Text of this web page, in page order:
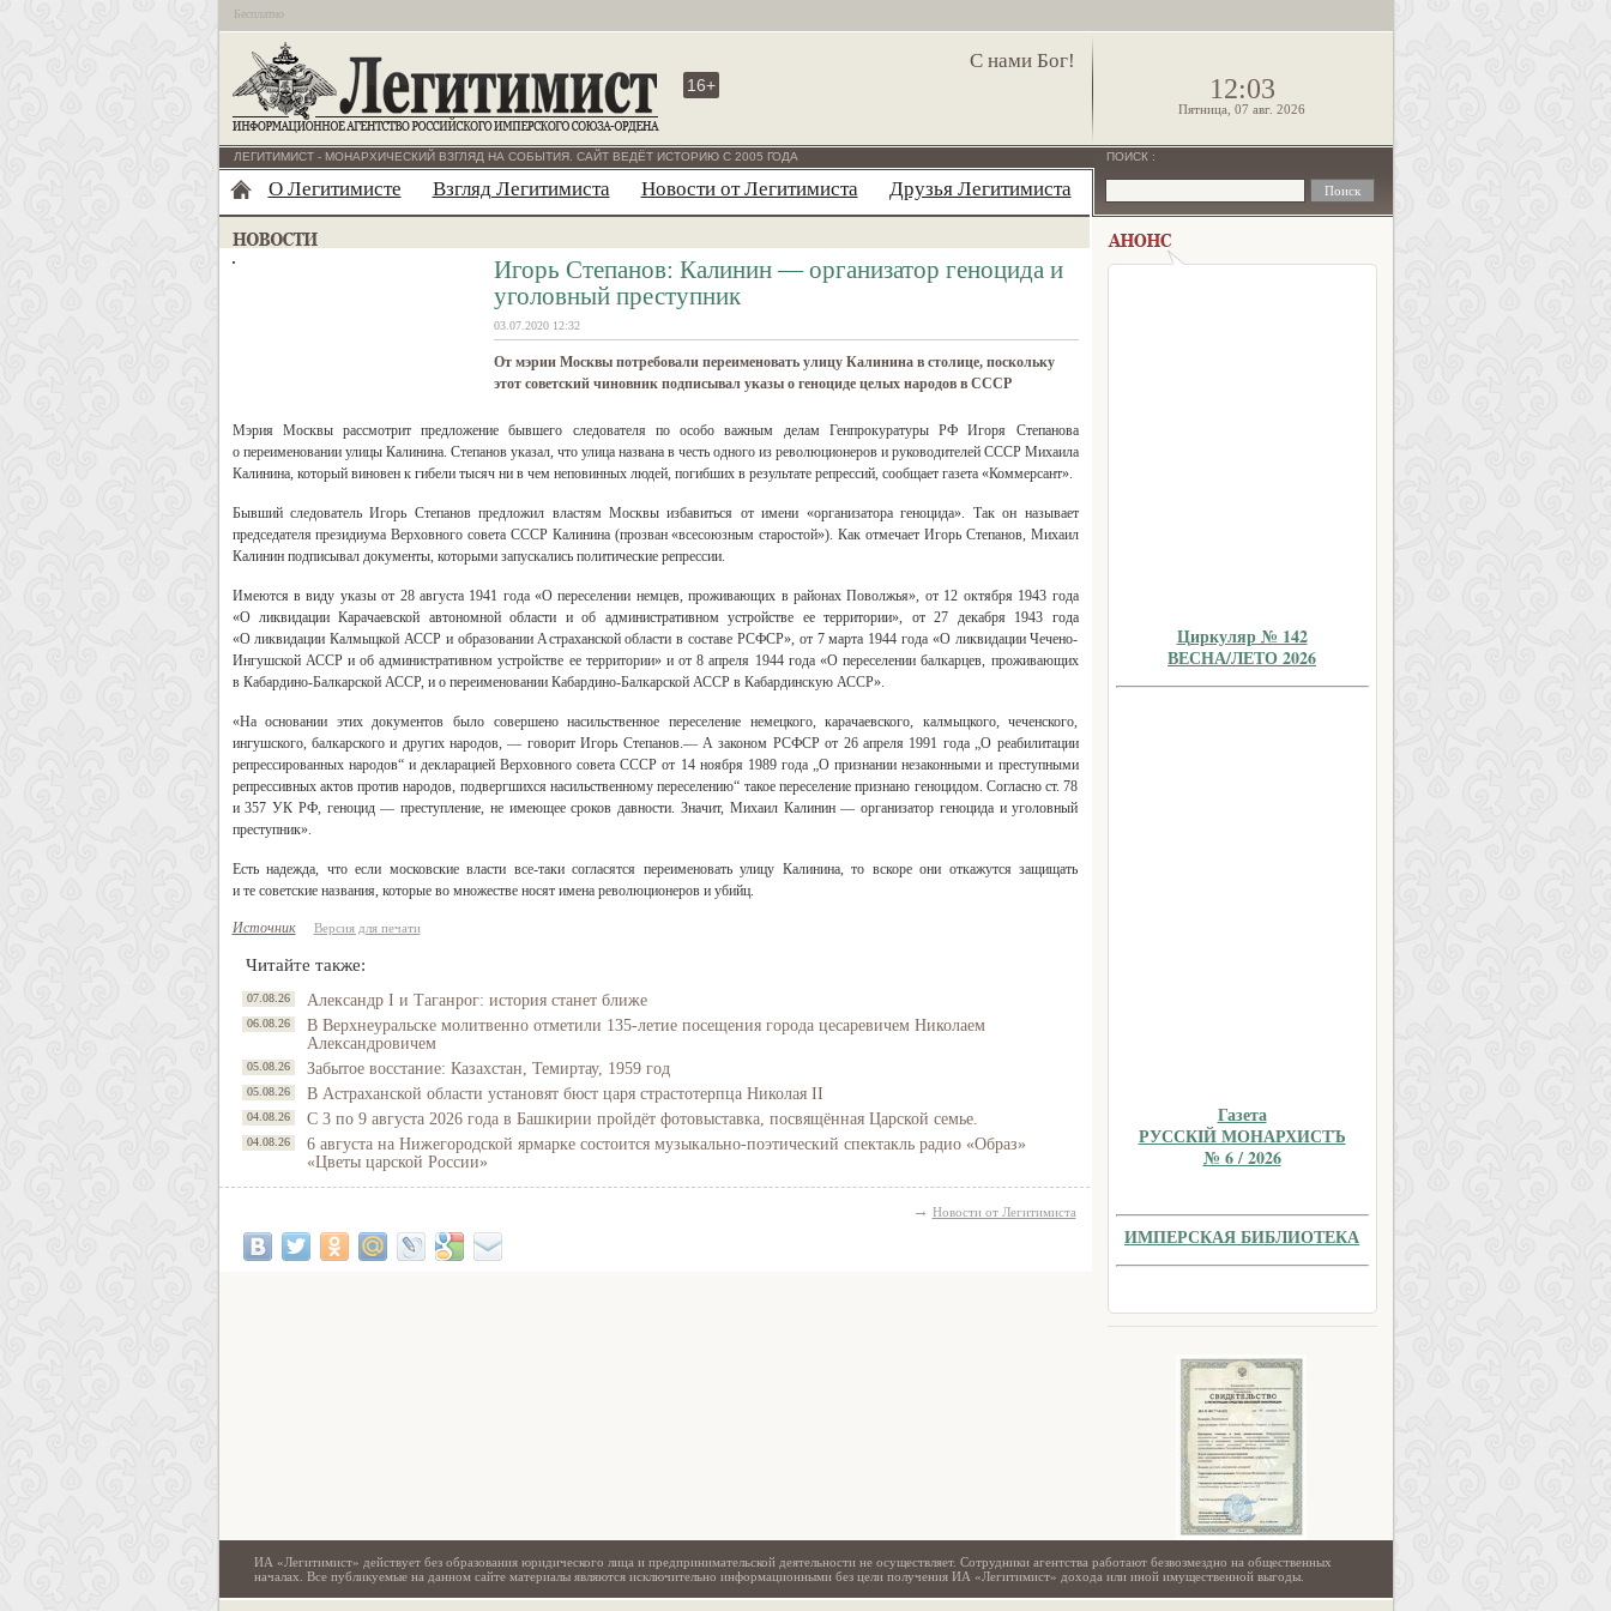
Бесплатно
С нами Бог!
16+ 12:03
Пятница, 07 авг. 2026
ЛЕГИТИМИСТ - МОНАРХИЧЕСКИЙ ВЗГЛЯД НА СОБЫТИЯ. САЙТ ВЕДЁТ ИСТОРИЮ С 2005 ГОДА
О Легитимисте Взгляд Легитимиста Новости от Легитимиста Друзья Легитимиста
Игорь Степанов: Калинин — организатор геноцида и
уголовный преступник
03.07.2020 12:32
От мэрии Москвы потребовали переименовать улицу Калинина в столице, поскольку
этот советский чиновник подписывал указы о геноциде целых народов в СССР
Мэрия Москвы рассмотрит предложение бывшего следователя по особо важным делам Генпрокуратуры РФ Игоря Степанова
о переименовании улицы Калинина. Степанов указал, что улица названа в честь одного из революционеров и руководителей СССР Михаила
Калинина, который виновен к гибели тысяч ни в чем неповинных людей, погибших в результате репрессий, сообщает газета «Коммерсант».
Бывший следователь Игорь Степанов предложил властям Москвы избавиться от имени «организатора геноцида». Так он называет
председателя президиума Верховного совета СССР Калинина (прозван «всесоюзным старостой»). Как отмечает Игорь Степанов, Михаил
Калинин подписывал документы, которыми запускались политические репрессии.
Имеются в виду указы от 28 августа 1941 года «О переселении немцев, проживающих в районах Поволжья», от 12 октября 1943 года
«О ликвидации Карачаевской автономной области и об административном устройстве ее территории», от 27 декабря 1943 года
«О ликвидации Калмыцкой АССР и образовании Астраханской области в составе РСФСР», от 7 марта 1944 года «О ликвидации Чечено-
Ингушской АССР и об административном устройстве ее территории» и от 8 апреля 1944 года «О переселении балкарцев, проживающих
в Кабардино-Балкарской АССР, и о переименовании Кабардино-Балкарской АССР в Кабардинскую АССР».
«На основании этих документов было совершено насильственное переселение немецкого, карачаевского, калмыцкого, чеченского,
ингушского, балкарского и других народов, — говорит Игорь Степанов.— А законом РСФСР от 26 апреля 1991 года „О реабилитации
репрессированных народов“ и декларацией Верховного совета СССР от 14 ноября 1989 года „О признании незаконными и преступными
репрессивных актов против народов, подвергшихся насильственному переселению“ такое переселение признано геноцидом. Согласно ст. 78
и 357 УК РФ, геноцид — преступление, не имеющее сроков давности. Значит, Михаил Калинин — организатор геноцида и уголовный
преступник».
Есть надежда, что если московские власти все-таки согласятся переименовать улицу Калинина, то вскоре они откажутся защищать
и те советские названия, которые во множестве носят имена революционеров и убийц.
Источник Версия для печати
Читайте также:
07.08.26 Александр I и Таганрог: история станет ближе
06.08.26
В Верхнеуральске молитвенно отметили 135-летие посещения города цесаревичем Николаем
Александровичем
05.08.26 Забытое восстание: Казахстан, Темиртау, 1959 год
05.08.26 В Астраханской области установят бюст царя страстотерпца Николая II
04.08.26 С 3 по 9 августа 2026 года в Башкирии пройдёт фотовыставка, посвящённая Царской семье.
04.08.26
6 августа на Нижегородской ярмарке состоится музыкально-поэтический спектакль радио «Образ»
«Цветы царской России»
→ Новости от Легитимиста
ПОИСК :
Циркуляр № 142
ВЕСНА/ЛЕТО 2026
Газета
РУССКIЙ МОНАРХИСТЪ
№ 6 / 2026
ИМПЕРСКАЯ БИБЛИОТЕКА
ИА «Легитимист» действует без образования юридического лица и предпринимательской деятельности не осуществляет. Сотрудники агентства работают безвозмездно на общественных
началах. Все публикуемые на данном сайте материалы являются исключительно информационными без цели получения ИА «Легитимист» дохода или иной имущественной выгоды.